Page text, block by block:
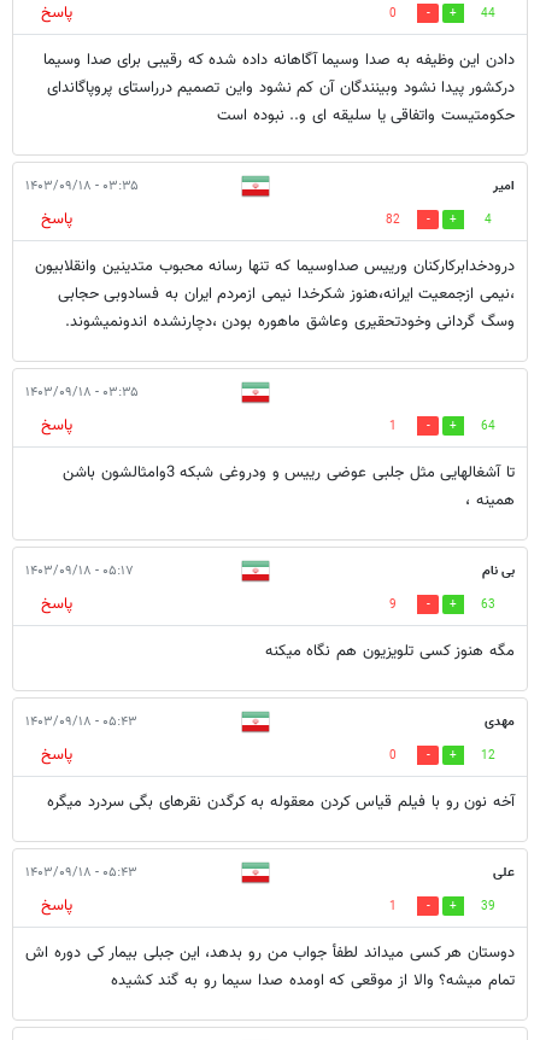
44
0
پاسخ
دادن این وظیفه به صدا وسیما آگاهانه داده شده که رقیبی برای صدا وسیما
درکشور پیدا نشود وبینندگان آن کم نشود واین تصمیم درراستای پروپاگاندای
حکومتیست واتفاقی یا سلیقه ای و.. نبوده است
امیر ۰۳:۳۵ - ۱۴۰۳/۰۹/۱۸
4
82
پاسخ
درودخدابرکارکنان ورییس صداوسیما که تنها رسانه محبوب متدینین وانقلابیون
،نیمی ازجمعیت ایرانه،هنوز شکرخدا نیمی ازمردم ایران به فسادوبی حجابی
وسگ گردانی وخودتحقیری وعاشق ماهوره بودن ،دچارنشده اندونمیشوند.
۰۳:۳۵ - ۱۴۰۳/۰۹/۱۸
64
1
پاسخ
تا آشغالهایی مثل جلبی عوضی رییس و ودروغی شبکه 3وامثالشون باشن
همینه ،
بی نام ۰۵:۱۷ - ۱۴۰۳/۰۹/۱۸
63
9
پاسخ
مگه هنوز کسی تلویزیون هم نگاه میکنه
مهدی ۰۵:۴۳ - ۱۴۰۳/۰۹/۱۸
12
0
پاسخ
آخه نون رو با فیلم قیاس کردن معقوله به کرگدن نقرهای بگی سردرد میگره
علی ۰۵:۴۳ - ۱۴۰۳/۰۹/۱۸
39
1
پاسخ
دوستان هر کسی میداند لطفأ جواب من رو بدهد، این جبلی بیمار کی دوره اش
تمام میشه؟ والا از موقعی که اومده صدا سیما رو به گند کشیده